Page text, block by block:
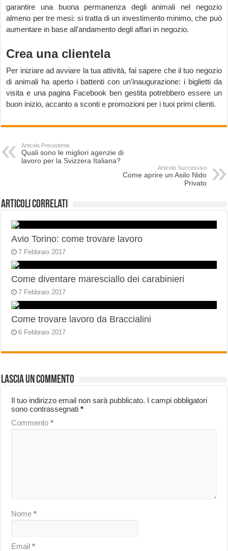
garantire una buona permanenza degli animali nel negozio
almeno per tre mesi: si tratta di un investimento minimo, che può
aumentare in base all’andamento degli affari in negozio.
Crea una clientela
Per iniziare ad avviare la tua attività, fai sapere che il tuo negozio
di animali ha aperto i battenti con un’inaugurazione: i biglietti da
visita e una pagina Facebook ben gestita potrebbero essere un
buon inizio, accanto a sconti e promozioni per i tuoi primi clienti.
Articolo Precedente
Quali sono le migliori agenzie di
lavoro per la Svizzera Italiana?
Articolo Successivo
Come aprire un Asilo Nido
Privato
Articoli correlati
Avio Torino: come trovare lavoro
7 Febbraio 2017
Come diventare maresciallo dei carabinieri
7 Febbraio 2017
Come trovare lavoro da Braccialini
6 Febbraio 2017
Lascia un commento
Il tuo indirizzo email non sarà pubblicato. I campi obbligatori
sono contrassegnati*
Commento*
Nome*
Email*